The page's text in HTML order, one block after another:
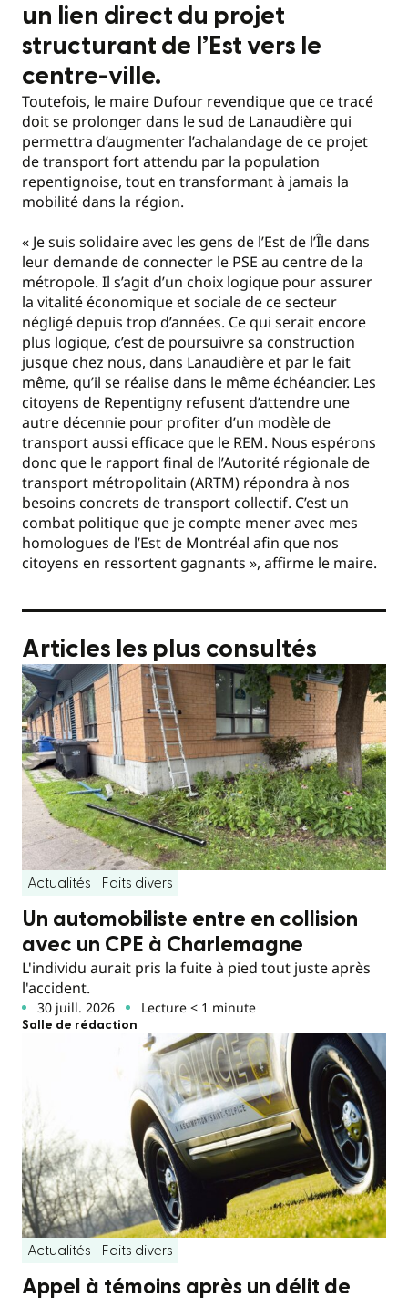
un lien direct du projet
structurant de l’Est vers le
centre-ville.
Toutefois, le maire Dufour revendique que ce tracé
doit se prolonger dans le sud de Lanaudière qui
permettra d’augmenter l’achalandage de ce projet
de transport fort attendu par la population
repentignoise, tout en transformant à jamais la
mobilité dans la région.
« Je suis solidaire avec les gens de l’Est de l’Île dans
leur demande de connecter le PSE au centre de la
métropole. Il s’agit d’un choix logique pour assurer
la vitalité économique et sociale de ce secteur
négligé depuis trop d’années. Ce qui serait encore
plus logique, c’est de poursuivre sa construction
jusque chez nous, dans Lanaudière et par le fait
même, qu’il se réalise dans le même échéancier. Les
citoyens de Repentigny refusent d’attendre une
autre décennie pour profiter d’un modèle de
transport aussi efficace que le REM. Nous espérons
donc que le rapport final de l’Autorité régionale de
transport métropolitain (ARTM) répondra à nos
besoins concrets de transport collectif. C’est un
combat politique que je compte mener avec mes
homologues de l’Est de Montréal afin que nos
citoyens en ressortent gagnants », affirme le maire.
Articles les plus consultés
Actualités Faits divers
Un automobiliste entre en collision
avec un CPE à Charlemagne
L'individu aurait pris la fuite à pied tout juste après
l'accident.
30 juill. 2026 Lecture < 1 minute
Salle de rédaction
Actualités Faits divers
Appel à témoins après un délit de